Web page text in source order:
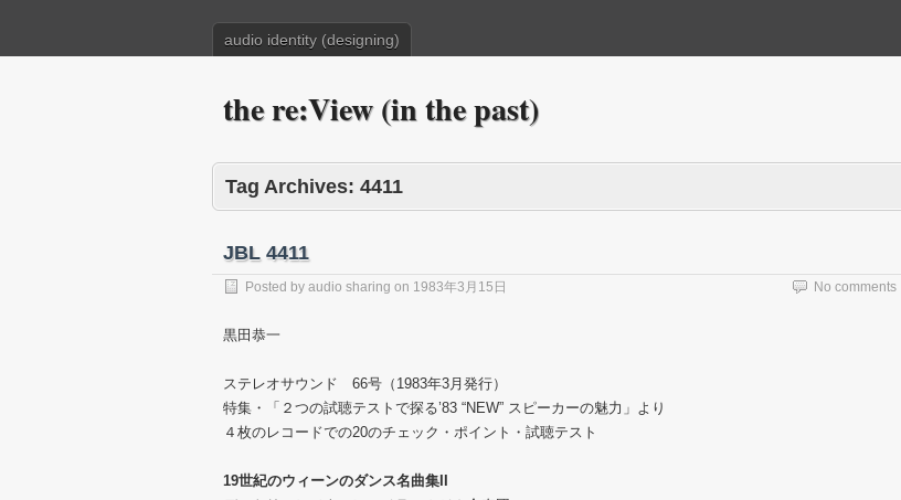
audio identity (designing)
the re:View (in the past)
Tag Archives: 4411
JBL 4411
Posted by audio sharing on 1983年3月15日 No comments
黒田恭一
ステレオサウンド 66号（1983年3月発行）
特集・「２つの試聴テストで探る’83 “NEW” スピーカーの魅力」より
４枚のレコードでの20のチェック・ポイント・試聴テスト
19世紀のウィーンのダンス名曲集II